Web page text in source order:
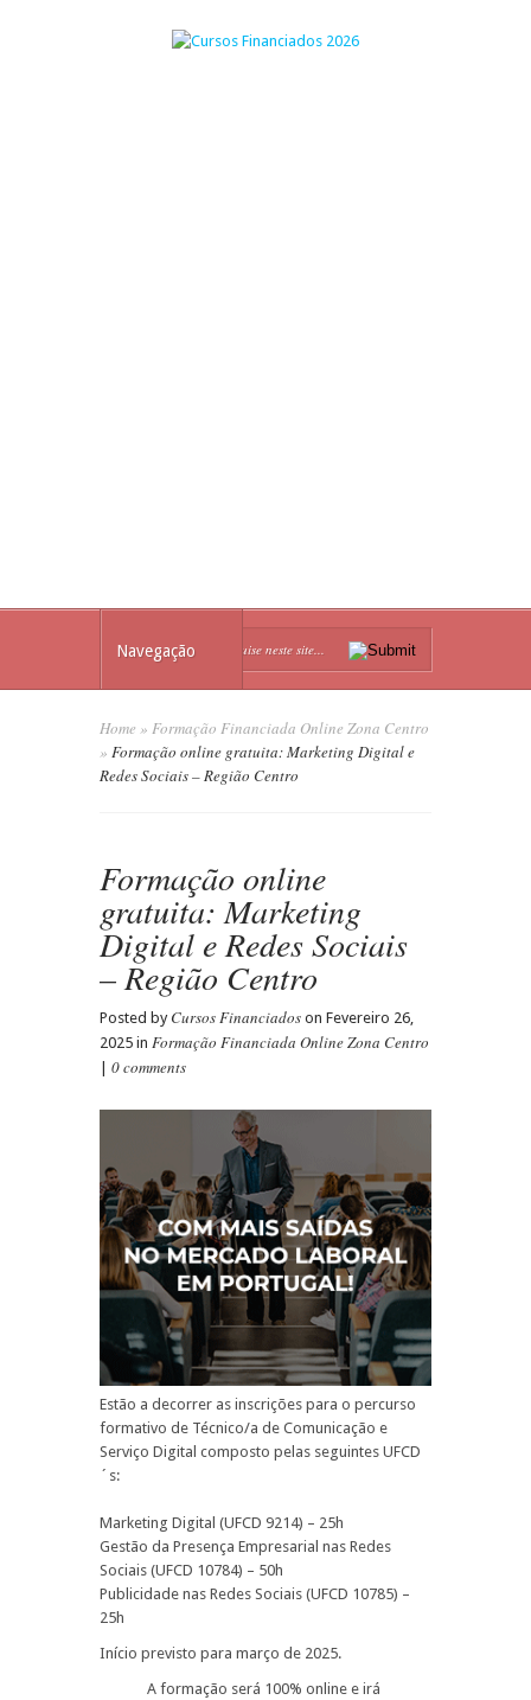
Navegação
Home » Formação Financiada Online Zona Centro
» Formação online gratuita: Marketing Digital e
Redes Sociais – Região Centro
Formação online
gratuita: Marketing
Digital e Redes Sociais
– Região Centro
Posted by Cursos Financiados on Fevereiro 26,
2025 in Formação Financiada Online Zona Centro
0 comments
Estão a decorrer as inscrições para o percurso
formativo de Técnico/a de Comunicação e
Serviço Digital composto pelas seguintes UFCD
´s:
Marketing Digital (UFCD 9214) – 25h
Gestão da Presença Empresarial nas Redes
Sociais (UFCD 10784) – 50h
Publicidade nas Redes Sociais (UFCD 10785) –
25h
Início previsto para março de 2025.
A formação será 100% online e irá